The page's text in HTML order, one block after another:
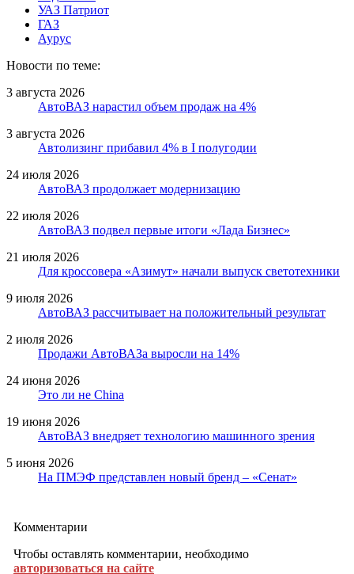
УАЗ Патриот
ГАЗ
Аурус
Новости по теме:
3 августа 2026
АвтоВАЗ нарастил объем продаж на 4%
3 августа 2026
Автолизинг прибавил 4% в I полугодии
24 июля 2026
АвтоВАЗ продолжает модернизацию
22 июля 2026
АвтоВАЗ подвел первые итоги «Лада Бизнес»
21 июля 2026
Для кроссовера «Азимут» начали выпуск светотехники
9 июля 2026
АвтоВАЗ рассчитывает на положительный результат
2 июля 2026
Продажи АвтоВАЗа выросли на 14%
24 июня 2026
Это ли не China
19 июня 2026
АвтоВАЗ внедряет технологию машинного зрения
5 июня 2026
На ПМЭФ представлен новый бренд – «Сенат»
Комментарии
Чтобы оставлять комментарии, необходимо
авторизоваться на сайте